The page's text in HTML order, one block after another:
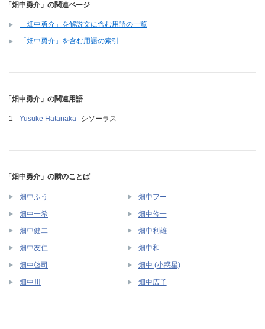
「畑中勇介」の関連ページ
「畑中勇介」を解説文に含む用語の一覧
「畑中勇介」を含む用語の索引
「畑中勇介」の関連用語
Yusuke Hatanaka シソーラス
「畑中勇介」の隣のことば
畑中ふう 畑中フー
畑中一希 畑中伶一
畑中健二 畑中利雄
畑中友仁 畑中和
畑中啓司 畑中 (小惑星)
畑中川 畑中広子